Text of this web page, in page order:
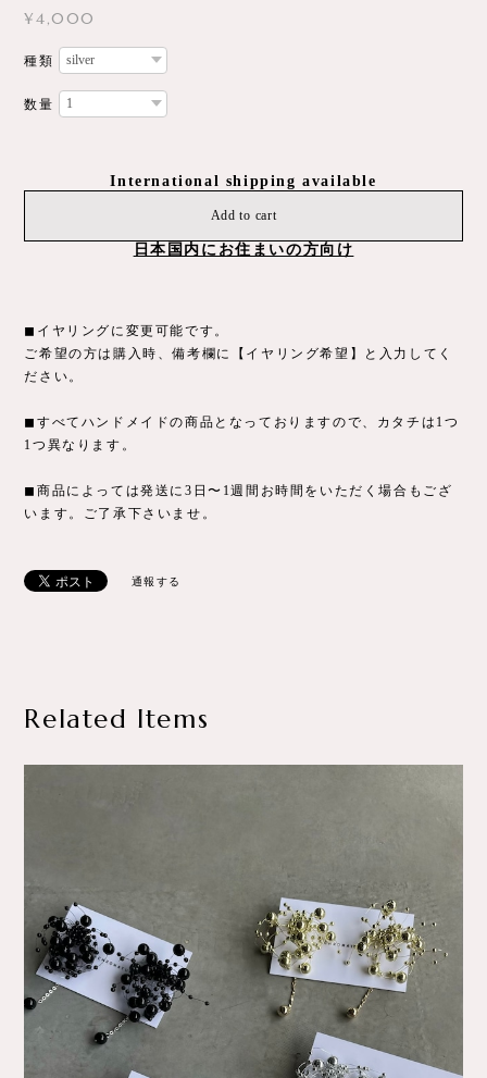
¥4,000
種類
数量
International shipping available
Add to cart
日本国内にお住まいの方向け
◼︎イヤリングに変更可能です。
ご希望の方は購入時、備考欄に【イヤリング希望】と入力してく
ださい。
◼︎すべてハンドメイドの商品となっておりますので、カタチは1つ
1つ異なります。
◼︎商品によっては発送に3日〜1週間お時間をいただく場合もござ
います。ご了承下さいませ。
通報する
Related Items